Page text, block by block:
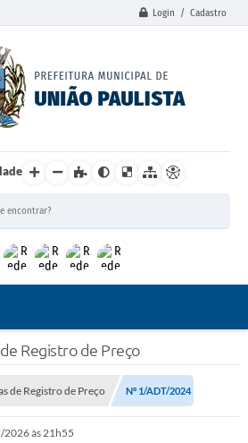
Login / Cadastro
Registro de Preço
de Registro de Preço Nº 1/ADT/2024
às 21h55